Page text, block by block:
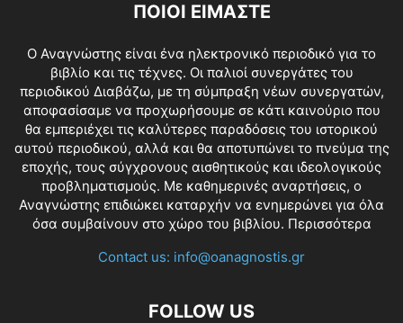
ΠΟΙΟΙ ΕΙΜΑΣΤΕ
O Αναγνώστης είναι ένα ηλεκτρονικό περιοδικό για το
βιβλίο και τις τέχνες. Οι παλιοί συνεργάτες του
περιοδικού Διαβάζω, με τη σύμπραξη νέων συνεργατών,
αποφασίσαμε να προχωρήσουμε σε κάτι καινούριο που
θα εμπεριέχει τις καλύτερες παραδόσεις του ιστορικού
αυτού περιοδικού, αλλά και θα αποτυπώνει το πνεύμα της
εποχής, τους σύγχρονους αισθητικούς και ιδεολογικούς
προβληματισμούς. Με καθημερινές αναρτήσεις, ο
Αναγνώστης επιδιώκει καταρχήν να ενημερώνει για όλα
όσα συμβαίνουν στο χώρο του βιβλίου. Περισσότερα
Contact us: info@oanagnostis.gr
FOLLOW US